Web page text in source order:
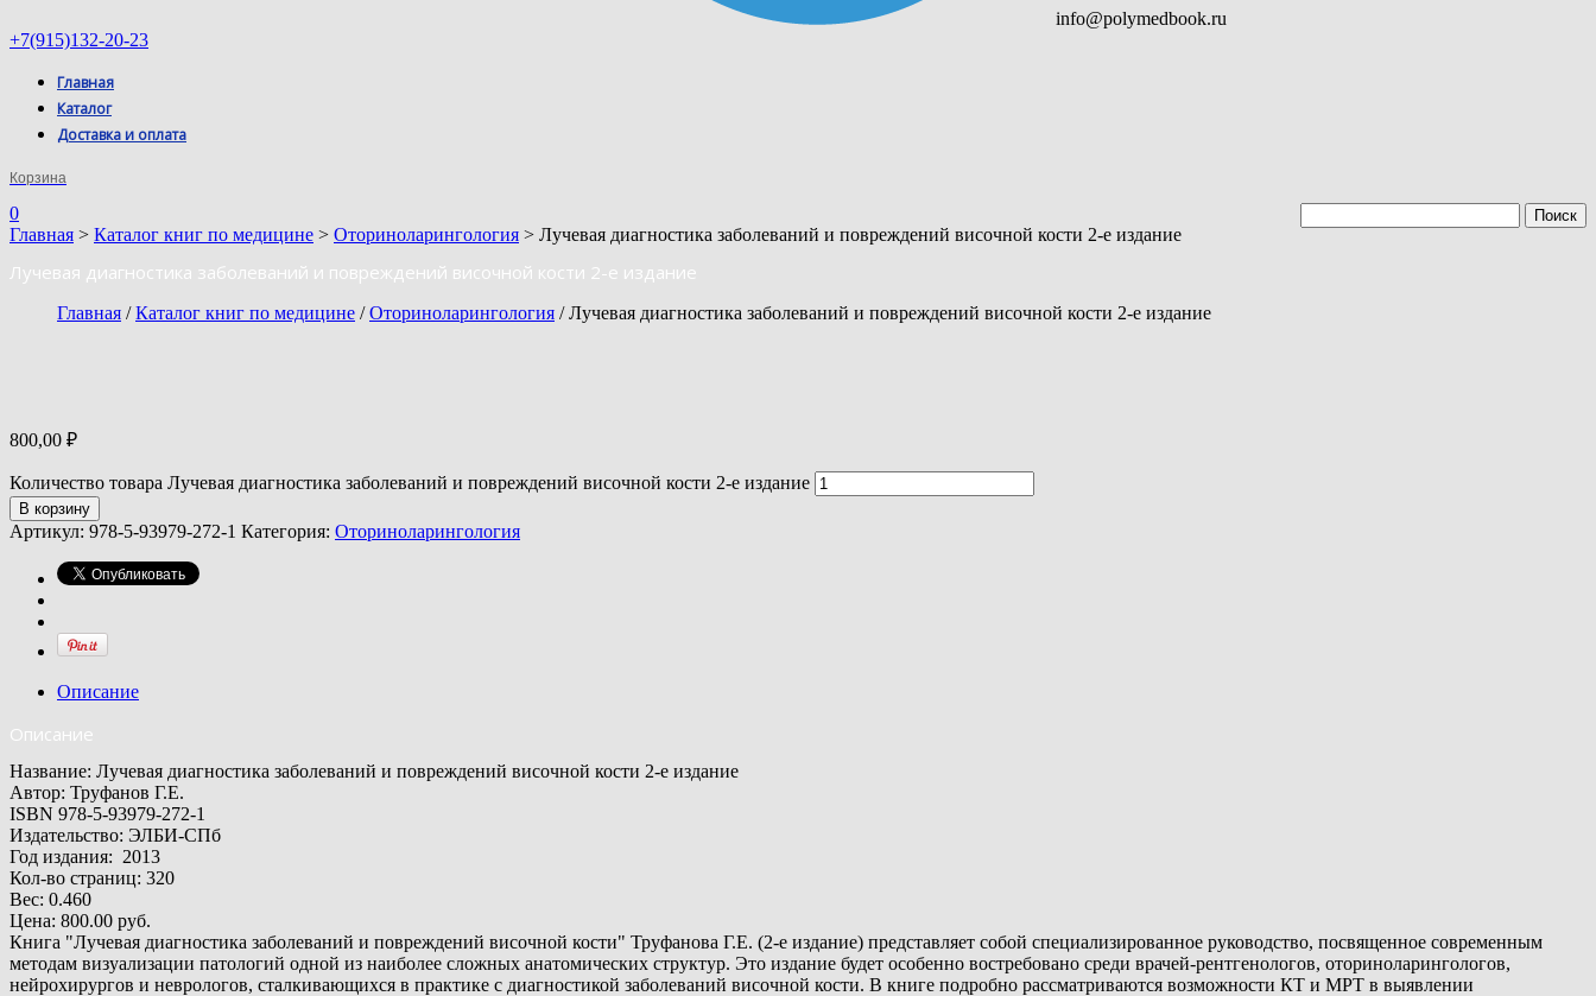
info@polymedbook.ru
+7(915)132-20-23
Главная
Каталог
Доставка и оплата
Корзина
0
Главная > Каталог книг по медицине > Оториноларингология > Лучевая диагностика заболеваний и повреждений височной кости 2-е издание
Лучевая диагностика заболеваний и повреждений височной кости 2-е издание
Главная /Каталог книг по медицине /Оториноларингология / Лучевая диагностика заболеваний и повреждений височной кости 2-е издание
800,00 ₽
Количество товара Лучевая диагностика заболеваний и повреждений височной кости 2-е издание
В корзину
Артикул: 978-5-93979-272-1 Категория: Оториноларингология
Описание
Описание
Название: Лучевая диагностика заболеваний и повреждений височной кости 2-е издание
Автор: Труфанов Г.Е.
ISBN 978-5-93979-272-1
Издательство: ЭЛБИ-СПб
Год издания: 2013
Кол-во страниц: 320
Вес: 0.460
Цена: 800.00 руб.
Книга "Лучевая диагностика заболеваний и повреждений височной кости" Труфанова Г.Е. (2-е издание) представляет собой специализированное руководство, посвященное современным
методам визуализации патологий одной из наиболее сложных анатомических структур. Это издание будет особенно востребовано среди врачей-рентгенологов, оториноларингологов,
нейрохирургов и неврологов, сталкивающихся в практике с диагностикой заболеваний височной кости. В книге подробно рассматриваются возможности КТ и МРТ в выявлении